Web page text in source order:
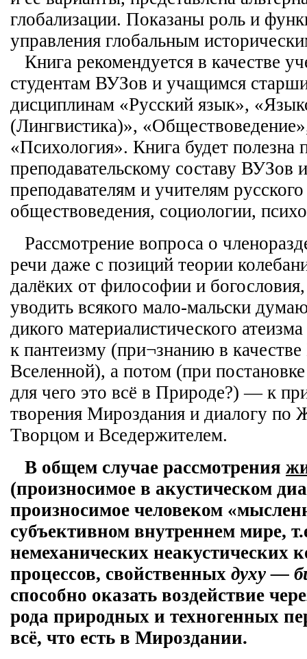
глобализации. Показаны роль и
управления глобальным
Книга рекомендуется в качестве
студентам ВУЗов и учащимся
дисциплинам «Русский язык»,
(Лингвистика)»,
«Психология». Книга будет полезна
преподавательскому составу ВУЗов
преподавателям и учителям
обществоведения, социологии,
Рассмотрение вопроса о
речи даже с позиций теории
далёких от философии и
уводить всякого мало-мальски
дикого материалистического
к пантеизму (при¬знанию в
Вселенной), а потом (при
для чего это всё в Природе?) — к
творения Мироздания и диалогу
Творцом и Вседержителем.
В общем случае рассмотрения
(произносимое в акустическом
произносимое человеком
субъективном внутреннем мире,
немеханических неакустических
процессов, свойственных духу —
способно оказать воздействие
рода природных и техногенных
всё, что есть в Мироздании.